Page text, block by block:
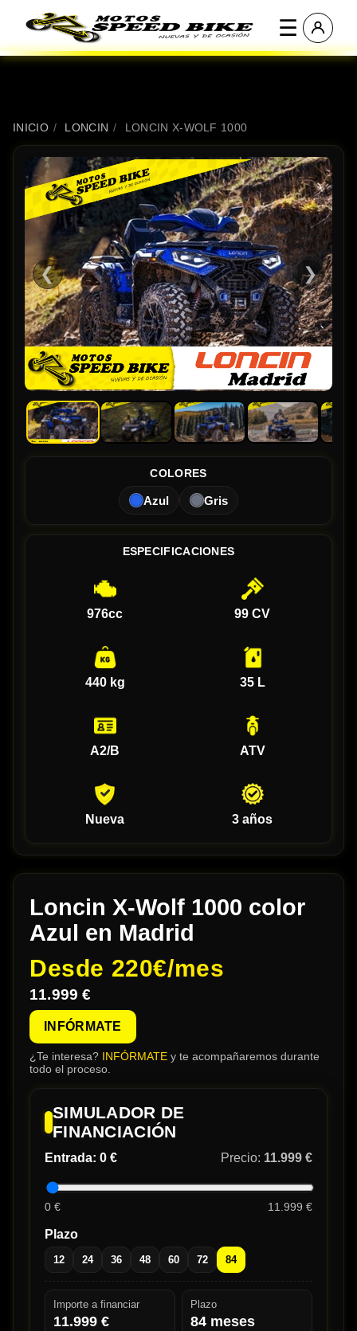
☰
INICIO / LONCIN / LONCIN X-WOLF 1000
❮ ❯
COLORES
Azul Gris
ESPECIFICACIONES
976cc 99 CV
440 kg 35 L
A2/B ATV
Nueva 3 años
Loncin X-Wolf 1000 color
Azul en Madrid
Desde 220€/mes
11.999 €
INFÓRMATE
¿Te interesa? INFÓRMATE y te acompañaremos durante
todo el proceso.
SIMULADOR DE
FINANCIACIÓN
Entrada: 0 € Precio: 11.999 €
0 € 11.999 €
Plazo
12 24 36 48 60 72 84
Importe a financiar
11.999 €
Plazo
84 meses